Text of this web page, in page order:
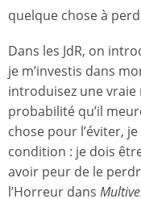
quelque chose à
Dans les JdR, on
je m’investis dans
introduisez une
probabilité qu’il
chose pour l’éviter,
condition : je dois
avoir peur de le
l’Horreur dans